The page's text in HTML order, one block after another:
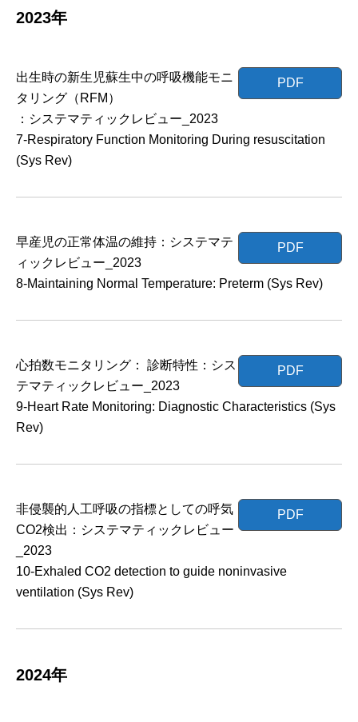
2023年
PDF
出生時の新生児蘇生中の呼吸機能モニ
タリング（RFM）
：システマティックレビュー_2023
7-Respiratory Function Monitoring During resuscitation
(Sys Rev)
PDF
早産児の正常体温の維持：システマテ
ィックレビュー_2023
8-Maintaining Normal Temperature: Preterm (Sys Rev)
PDF
心拍数モニタリング： 診断特性：シス
テマティックレビュー_2023
9-Heart Rate Monitoring: Diagnostic Characteristics (Sys
Rev)
PDF
非侵襲的人工呼吸の指標としての呼気
CO2検出：システマティックレビュー
_2023
10-Exhaled CO2 detection to guide noninvasive
ventilation (Sys Rev)
2024年